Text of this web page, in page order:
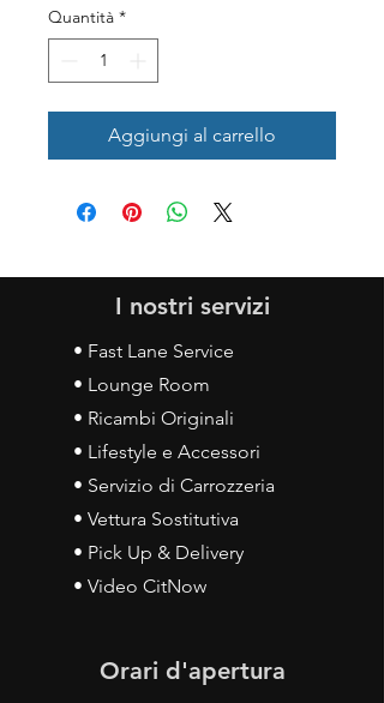
Quantità *
Aggiungi al carrello
I nostri servizi
• Fast Lane Service
• Lounge Room
• Ricambi Originali
• Lifestyle e Accessori
• Servizio di Carrozzeria
• Vettura Sostitutiva
• Pick Up & Delivery
• Video CitNow
Orari d'apertura